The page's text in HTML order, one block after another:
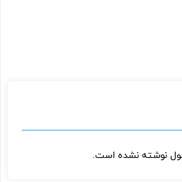
نوشته نشده است.